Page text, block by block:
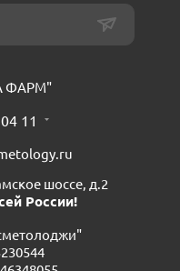
ФАРМ"
11
шоссе, д.2
России!